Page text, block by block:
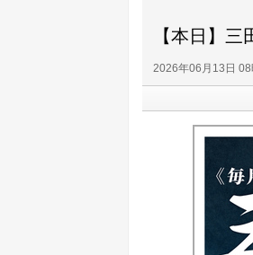
【本日】
2026年06月13日